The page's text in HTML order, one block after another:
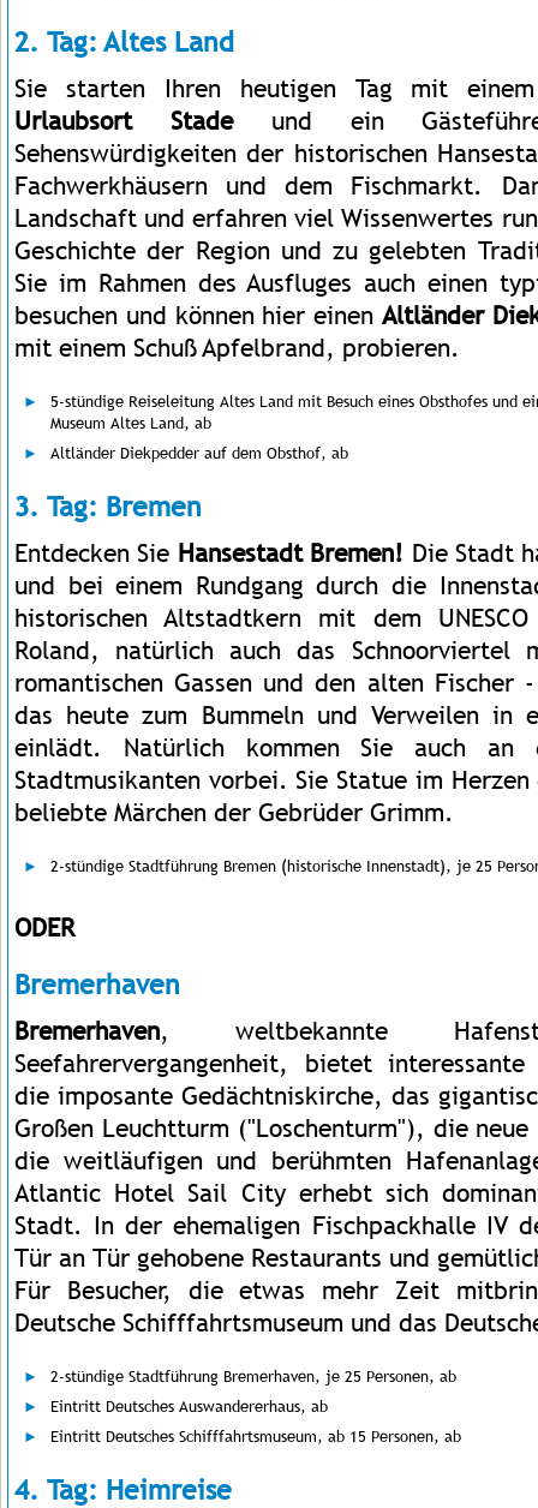
2. Tag: Altes Land
Sie starten Ihren heutigen Tag mit
Urlaubsort Stade und ein
Sehenswürdigkeiten der historischen
Fachwerkhäusern und dem Fischmarkt.
Landschaft und erfahren viel Wissenwertes
Geschichte der Region und zu gelebten
Sie im Rahmen des Ausfluges auch einen
besuchen und können hier einen Altländer
mit einem Schuß Apfelbrand, probieren.
5-stündige Reiseleitung Altes Land mit Besuch eines Obsthofes und
Museum Altes Land, ab
Altländer Diekpedder auf dem Obsthof, ab
3. Tag: Bremen
Entdecken Sie Hansestadt Bremen! Die Stadt
und bei einem Rundgang durch die
historischen Altstadtkern mit dem
Roland, natürlich auch das Schnoorviertel
romantischen Gassen und den alten Fischer
das heute zum Bummeln und Verweilen in
einlädt. Natürlich kommen Sie auch an
Stadtmusikanten vorbei. Sie Statue im
beliebte Märchen der Gebrüder Grimm.
2-stündige Stadtführung Bremen (historische Innenstadt), je 25
ODER
Bremerhaven
Bremerhaven, weltbekannte
Seefahrervergangenheit, bietet
die imposante Gedächtniskirche, das
Großen Leuchtturm ("Loschenturm"), die
die weitläufigen und berühmten
Atlantic Hotel Sail City erhebt sich
Stadt. In der ehemaligen Fischpackhalle IV
Tür an Tür gehobene Restaurants und
Für Besucher, die etwas mehr Zeit
Deutsche Schifffahrtsmuseum und das
2-stündige Stadtführung Bremerhaven, je 25 Personen, ab
Eintritt Deutsches Auswandererhaus, ab
Eintritt Deutsches Schifffahrtsmuseum, ab 15 Personen, ab
4. Tag: Heimreise